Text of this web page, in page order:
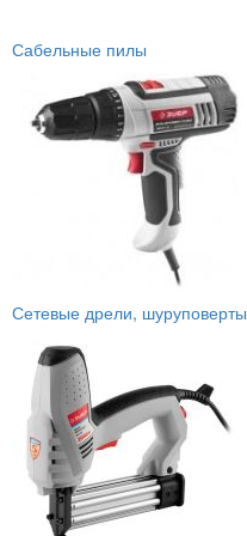
Сабельные пилы
Сетевые дрели, шуруповерты